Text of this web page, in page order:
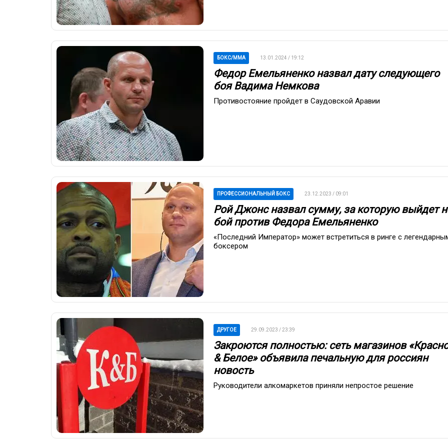
БОКС/ММА 13.01.2024 / 19:12
Федор Емельяненко назвал дату следующего
боя Вадима Немкова
Противостояние пройдет в Саудовской Аравии
ПРОФЕССИОНАЛЬНЫЙ БОКС 23.12.2023 / 09:01
Рой Джонс назвал сумму, за которую выйдет
бой против Федора Емельяненко
«Последний Император» может встретиться в ринге с
боксером
ДРУГОЕ 29.09.2023 / 23:39
Закроются полностью: сеть магазинов
& Белое» объявила печальную для россиян
новость
Руководители алкомаркетов приняли непростое решение